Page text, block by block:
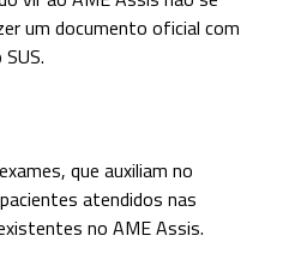
um documento oficial com
que auxiliam no
atendidos nas
no AME Assis.